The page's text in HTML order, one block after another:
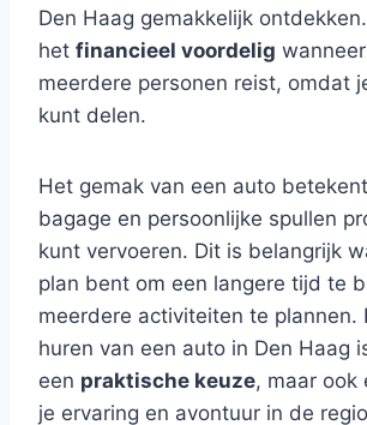
Den Haag gemakkelijk
het financieel voordelig
meerdere personen reist, omdat
kunt delen.
Het gemak van een auto
bagage en persoonlijke spullen
kunt vervoeren. Dit is belangrijk
plan bent om een langere tijd te
meerdere activiteiten te plannen.
huren van een auto in Den Haag
een praktische keuze, maar ook
je ervaring en avontuur in de